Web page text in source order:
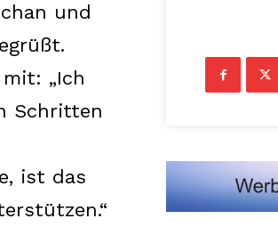
und
„Ich
Schritten
ist das